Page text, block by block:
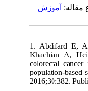
آموزش
1. Abdifard
Khachian A,
colorectal
population-
2016;30:382.